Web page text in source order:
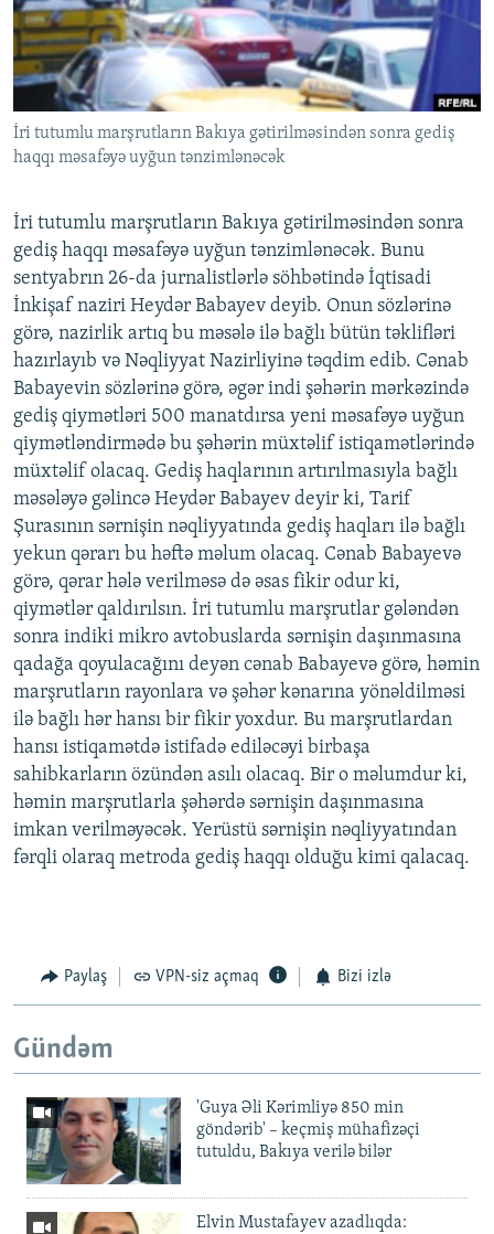
İNFOQRAFIKA
KARIKATURA
AZƏRBAYCAN ƏDƏBIYYATI KITABXANASI
İSLAM VƏ DEMOKRATIYA
İZ - MƏDƏNIYYƏT PROQRAMI
MISSIYAMIZ
PEŞƏ ETIKASI VƏ JURNALISTIKA STANDARTLARIMIZ
MATERIALLARIMIZDAN ISTIFADƏ
AZADLIQRADIOSU MOBIL TELEFONUNUZDA
XƏBƏR BÜLLETENLƏRIMIZ
BIZI IZLƏ
RFE/RL-in bütün saytları
İri tutumlu marşrutların Bakıya gətirilməsindən sonra gediş
haqqı məsafəyə uyğun tənzimlənəcək
İri tutumlu marşrutların Bakıya gətirilməsindən sonra
gediş haqqı məsafəyə uyğun tənzimlənəcək. Bunu
sentyabrın 26-da jurnalistlərlə söhbətində İqtisadi
İnkişaf naziri Heydər Babayev deyib. Onun sözlərinə
görə, nazirlik artıq bu məsələ ilə bağlı bütün təklifləri
hazırlayıb və Nəqliyyat Nazirliyinə təqdim edib. Cənab
Babayevin sözlərinə görə, əgər indi şəhərin mərkəzində
gediş qiymətləri 500 manatdırsa yeni məsafəyə uyğun
qiymətləndirmədə bu şəhərin müxtəlif istiqamətlərində
müxtəlif olacaq. Gediş haqlarının artırılmasıyla bağlı
məsələyə gəlincə Heydər Babayev deyir ki, Tarif
Şurasının sərnişin nəqliyyatında gediş haqları ilə bağlı
yekun qərarı bu həftə məlum olacaq. Cənab Babayevə
görə, qərar hələ verilməsə də əsas fikir odur ki,
qiymətlər qaldırılsın. İri tutumlu marşrutlar gələndən
sonra indiki mikro avtobuslarda sərnişin daşınmasına
qadağa qoyulacağını deyən cənab Babayevə görə, həmin
marşrutların rayonlara və şəhər kənarına yönəldilməsi
ilə bağlı hər hansı bir fikir yoxdur. Bu marşrutlardan
hansı istiqamətdə istifadə ediləcəyi birbaşa
sahibkarların özündən asılı olacaq. Bir o məlumdur ki,
həmin marşrutlarla şəhərdə sərnişin daşınmasına
imkan verilməyəcək. Yerüstü sərnişin nəqliyyatından
fərqli olaraq metroda gediş haqqı olduğu kimi qalacaq.
Paylaş VPN-siz açmaq Bizi izlə
Gündəm
'Guya Əli Kərimliyə 850 min
göndərib' – keçmiş mühafizəçi
tutuldu, Bakıya verilə bilər
Elvin Mustafayev azadlıqda: